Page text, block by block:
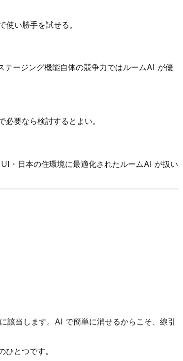
い勝手を試せる。
ージング機能自体の競争力ではルームAI が優
要なら検討するとよい。
・日本の住環境に最適化されたルームAI が扱い
に該当します。AI で簡単に消せるからこそ、線引
とつです。